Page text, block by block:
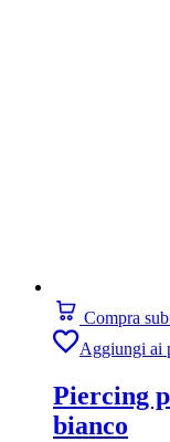
Compra
Aggiungi ai
Piercing
bianco